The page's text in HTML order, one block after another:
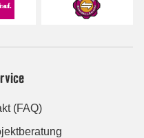
(FAQ)